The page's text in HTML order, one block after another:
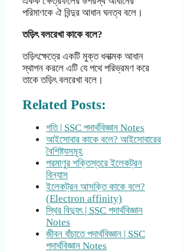
পরিমাণকে ঐ বিন্দুর আধান ঘনত্ব বলে।
তড়িৎ বলরেখাকাকে বলে?
তড়িৎক্ষেত্রে একটি মুক্ত ধনাত্মক আধান
স্থাপন করলে এটি যে পথে পরিভ্রমণ করে
তাকে তড়িৎ বলরেখা বলে।
Related Posts:
গতি | SSC পদার্থবিজ্ঞান Notes
আইসোবার কাকে বলে? আইসোবারের
বৈশিষ্ট্যসমূহ
পরমাণুর শক্তিস্তরে ইলেকট্রন
বিন্যাস
ইলেকট্রন আসক্তি কাকে বলে?
(Electron affinity)
স্থির বিদ্যুৎ | SSC পদার্থবিজ্ঞান
Notes
জীবন বাঁচাতে পদার্থবিজ্ঞান | SSC
পদার্থবিজ্ঞান Notes